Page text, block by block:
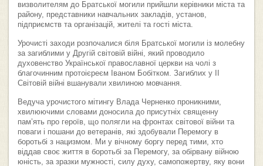
визволителям до Братської могили прийшли керівники міста та
району, представники навчальних закладів, установ,
підприємств та організацій, жителі та гості міста.
Урочисті заходи розпочалися біля Братської могили із молебну
за загиблими у Другій світовій війні, який проводило
духовенство Української православної церкви на чолі з
благочинним протоієреєм Іваном Бобітком. Загиблих у ІІ
Світовій війні вшанували хвилиною мовчання.
Ведуча урочистого мітингу Влада Черненко проникними,
хвилюючими словами доносила до присутніх священну
пам’ять про героїв, що полягли на фронтах світової війни та
поваги і пошани до ветеранів, які здобували Перемогу в
боротьбі з нацизмом. Ми у вічному боргу перед тими, хто
віддав своє життя в боротьбі за Перемогу, за обірвану війною
юність, за зразки мужності, силу духу, самопожертву, яку вони